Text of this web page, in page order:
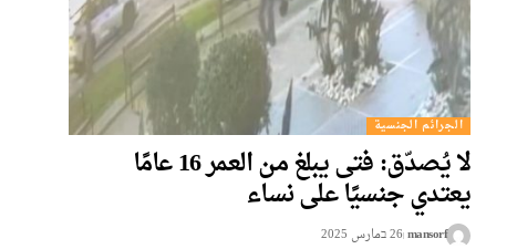
الجرائم الجنسية
لا يُصدّق: فتى يبلغ من العمر 16 عامًا
يعتدي جنسيًا على نساء
mansorf26 בمارس 2025